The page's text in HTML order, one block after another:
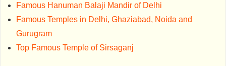
Famous Hanuman Balaji Mandir of Delhi
Famous Temples in Delhi, Ghaziabad, Noida and
Gurugram
Top Famous Temple of Sirsaganj